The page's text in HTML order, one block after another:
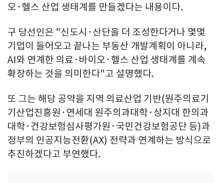
오·헬스 산업 생태계를 만들겠다는 내용이다.
구 당선인은 "신도시·산단을 더 조성한다거나 몇몇
기업이 들어오고 끝나는 부동산 개발계획이 아니라,
AI와 연계한 의료·바이오·헬스 산업 생태계를 계속
확장하는 것을 의미한다"고 설명했다.
또 그는 해당 공약을 지역 의료산업 기반(원주의료기
기산업진흥원·연세대 원주의과대학·상지대 한의과
대학·건강보험심사평가원·국민건강보험공단 등)과
정부의 인공지능전환(AX) 전략과 연계하는 방식으로
추진하겠다고 부연했다.